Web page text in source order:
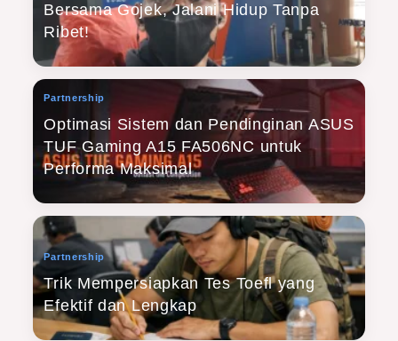
Bersama Gojek, Jalani Hidup Tanpa
Ribet!
Partnership
Optimasi Sistem dan Pendinginan ASUS
TUF Gaming A15 FA506NC untuk
Performa Maksimal
Partnership
Trik Mempersiapkan Tes Toefl yang
Efektif dan Lengkap